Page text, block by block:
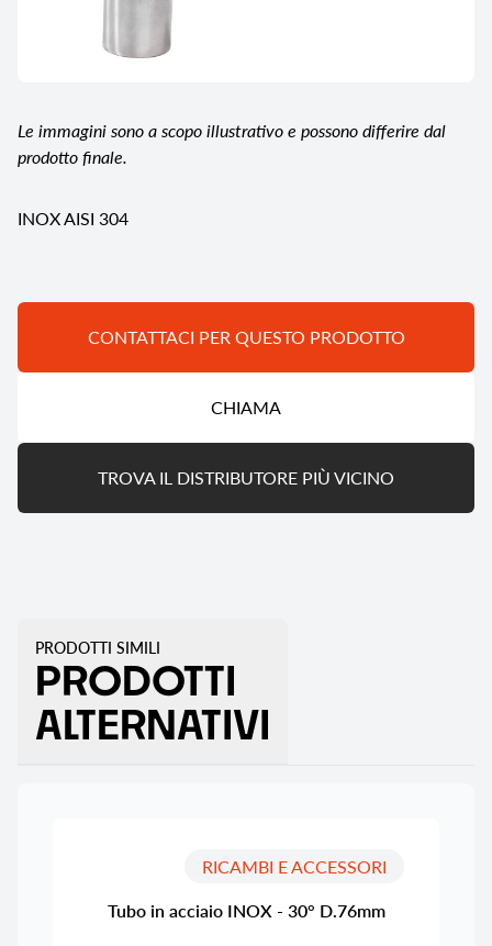
Le immagini sono a scopo illustrativo e possono differire dal
prodotto finale.
INOX AISI 304
CONTATTACI PER QUESTO PRODOTTO
CHIAMA
TROVA IL DISTRIBUTORE PIÙ VICINO
PRODOTTI SIMILI
PRODOTTI
ALTERNATIVI
RICAMBI E ACCESSORI
Tubo in acciaio INOX - 30° D.76mm